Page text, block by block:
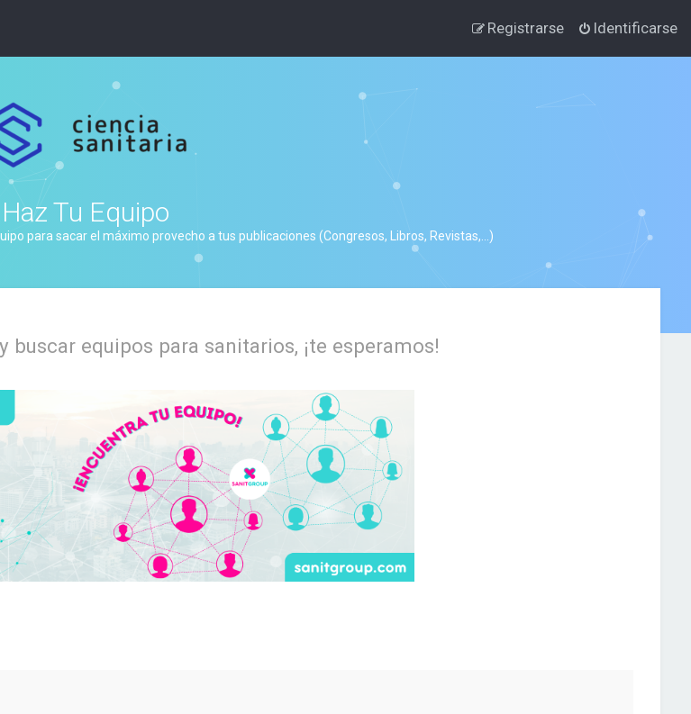
Identificarse
Registrarse
Haz Tu Equipo
para sacar el máximo provecho a tus publicaciones (Congresos, Libros, Revistas,...)
buscar equipos para sanitarios, ¡te esperamos!